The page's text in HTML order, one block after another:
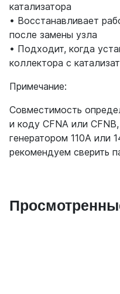
катализатора
• Восстанавливает
после замены узла
• Подходит, когда
коллектора с
Примечание:
Совместимость
и коду CFNA или
генератором 110А или
рекомендуем сверить